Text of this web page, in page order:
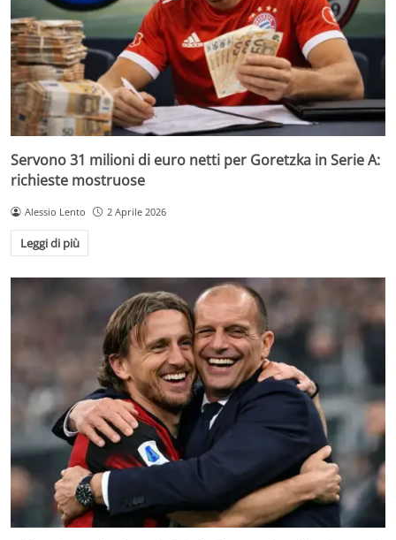
Servono 31 milioni di euro netti per Goretzka in Serie A:
richieste mostruose
Alessio Lento 2 Aprile 2026
Leggi di più